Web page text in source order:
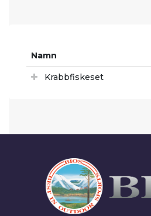
Namn
Krabbfiskeset